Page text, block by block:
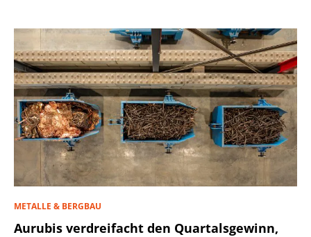
METALLE & BERGBAU
Aurubis verdreifacht den Quartalsgewinn,